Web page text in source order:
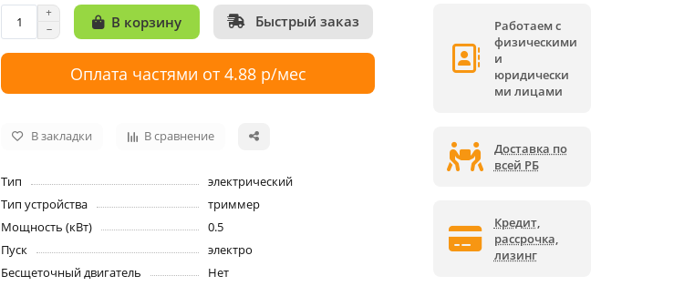
В корзину Быстрый заказ
Оплата частями от 4.88 р/мес
В закладки В сравнение
Тип
электрический
Тип устройства
триммер
Мощность (кВт)
0.5
Пуск
электро
Бесщеточный двигатель
Нет
Работаем с
физическими
и
юридически
ми лицами
Доставка по
всей РБ
Кредит,
рассрочка,
лизинг